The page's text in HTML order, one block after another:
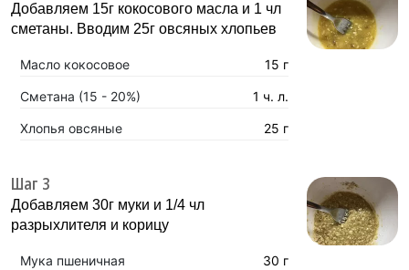
Добавляем 15г кокосового масла и 1 чл
сметаны. Вводим 25г овсяных хлопьев
Масло кокосовое 15 г
Сметана (15 - 20%) 1 ч. л.
Хлопья овсяные 25 г
Шаг 3
Добавляем 30г муки и 1/4 чл
разрыхлителя и корицу
Мука пшеничная 30 г